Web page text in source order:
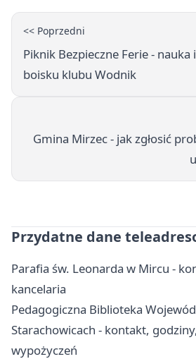
<< Poprzedni
Piknik Bezpieczne Ferie - nauka
boisku klubu Wodnik
Gmina Mirzec - jak zgłosić
Przydatne dane
Parafia św. Leonarda w Mircu -
kancelaria
Pedagogiczna Biblioteka
Starachowicach - kontakt,
wypożyczeń